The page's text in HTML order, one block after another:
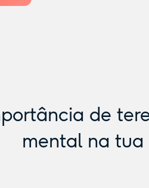
de
mental na tua